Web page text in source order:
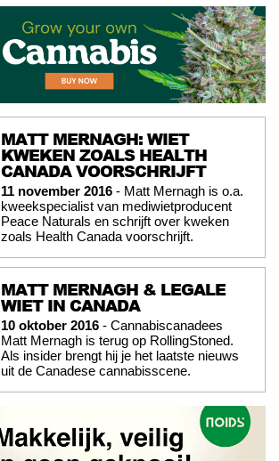
MATT MERNAGH: WIET
KWEKEN ZOALS HEALTH
CANADA VOORSCHRIJFT
11 november 2016 - Matt Mernagh is o.a.
kweekspecialist van mediwietproducent
Peace Naturals en schrijft over kweken
zoals Health Canada voorschrijft.
MATT MERNAGH & LEGALE
WIET IN CANADA
10 oktober 2016 - Cannabiscanadees
Matt Mernagh is terug op RollingStoned.
Als insider brengt hij je het laatste nieuws
uit de Canadese cannabisscene.